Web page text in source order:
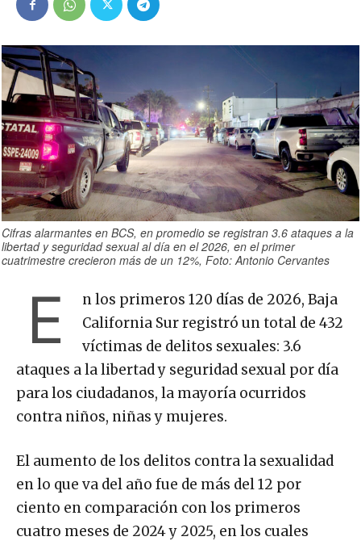
Cifras alarmantes en BCS, en promedio se registran 3.6 ataques a la
libertad y seguridad sexual al día en el 2026, en el primer
cuatrimestre crecieron más de un 12%, Foto: Antonio Cervantes
E
n los primeros 120 días de 2026, Baja
California Sur registró un total de 432
víctimas de delitos sexuales: 3.6
ataques a la libertad y seguridad sexual por día
para los ciudadanos, la mayoría ocurridos
contra niños, niñas y mujeres.
El aumento de los delitos contra la sexualidad
en lo que va del año fue de más del 12 por
ciento en comparación con los primeros
cuatro meses de 2024 y 2025, en los cuales